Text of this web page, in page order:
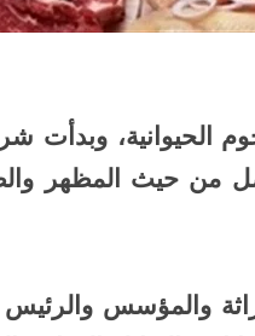
11 يوليو 2026
الحيوانية،
من حيث المظهر
والمؤسس